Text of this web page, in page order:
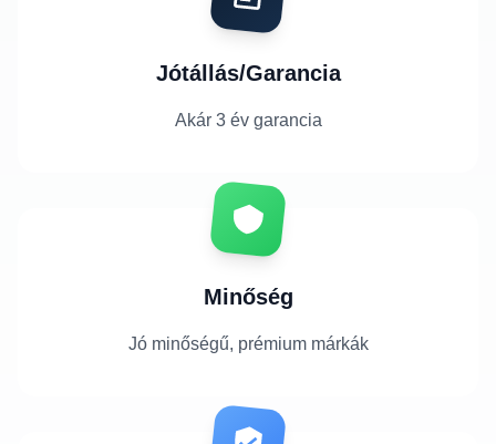
Jótállás/Garancia
Akár 3 év garancia
Minőség
Jó minőségű, prémium márkák